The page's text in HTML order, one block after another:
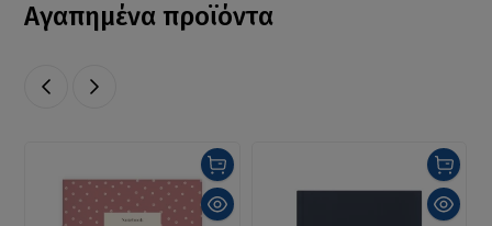
Αγαπημένα προϊόντα